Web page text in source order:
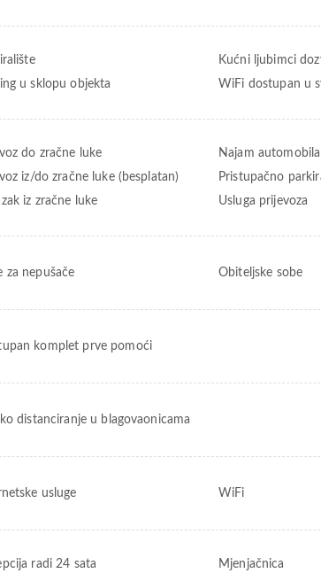
Kućni ljubimci
u sklopu objekta
WiFi dostupan u
do zračne luke Najam automobila
iz/do zračne luke (besplatan)
Pristupačno
iz zračne luke
Usluga prijevoza
za nepušače Obiteljske sobe
komplet prve pomoći
distanciranje u blagovaonicama
usluge WiFi
radi 24 sata Mjenjačnica